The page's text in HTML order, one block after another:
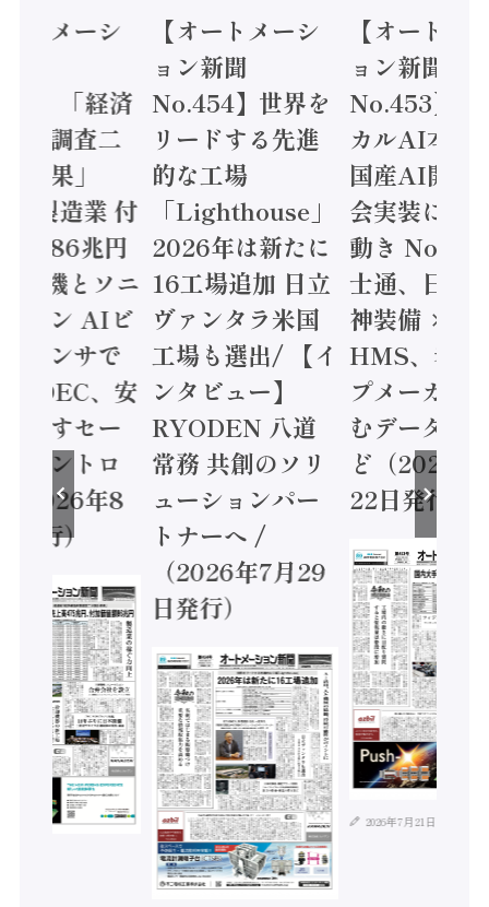
トメーシ
】「経済
態調査二
結果」
年製造業 付
額86兆円
電機とソニ
コン AIビ
センサで
/ IDEC、安
かすセー
コントロ
2026年8
発行）
【オートメーシ
ョン新聞
No.454】世界を
リードする先進
的な工場
「Lighthouse」
2026年は新たに
16工場追加 日立
ヴァンタラ米国
工場も選出/ 【イ
ンタビュー】
RYODEN 八道
常務 共創のソリ
ューションパー
トナーへ /
（2026年7月29
日発行）
【オートメ
ョン新聞
No.453】フ
カルAI本格
国産AI開発
会実装に活
動き
士通、日立
神装備 ×
HMS、老舗
プメーカー
むデータ活
ど（2026年
22日発行）
2026年7月21日